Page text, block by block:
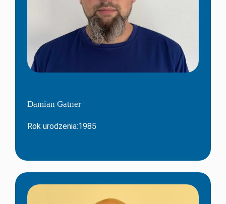
Damian Gatner
Rok urodzenia:1985